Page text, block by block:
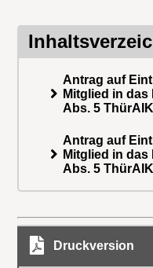
Antrag auf
Mitglied in
Abs. 5
Antrag auf
Mitglied in
Abs. 5
Druckversion